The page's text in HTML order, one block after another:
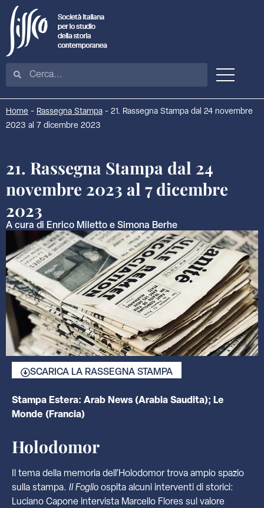
Home - Rassegna Stampa - 21. Rassegna Stampa dal 24 novembre
2023 al 7 dicembre 2023
21. Rassegna Stampa dal 24
novembre 2023 al 7 dicembre
2023
A cura di Enrico Miletto e Simona Berhe
SCARICA LA RASSEGNA STAMPA
Stampa Estera: Arab News (Arabia Saudita); Le
Monde (Francia)
Holodomor
Il tema della memoria dell’Holodomor trova ampio spazio
sulla stampa. Il Foglio ospita alcuni interventi di storici:
Luciano Capone intervista Marcello Flores sul valore